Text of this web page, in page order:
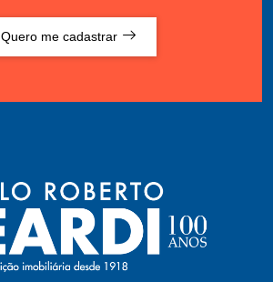
Quero me cadastrar